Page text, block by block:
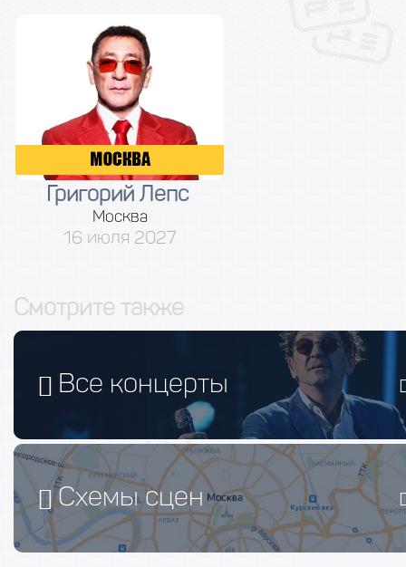
Григорий Лепс
Москва
16 июля 2027
Смотрите также
Все концерты
Схемы сцен